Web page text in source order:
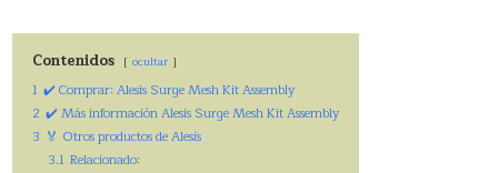
Contenidos ocultar
1 ✔️ Comprar: Alesis Surge Mesh Kit Assembly
2 ✔️ Más información Alesis Surge Mesh Kit Assembly
3 🏅 Otros productos de Alesis
3.1 Relacionado: